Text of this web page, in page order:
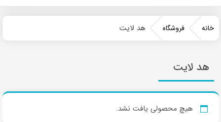
خانه فروشگاه هد لایت
هد لایت
هیچ محصولی یافت نشد.